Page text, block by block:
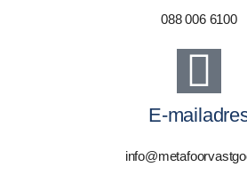
088 006 6100
E-